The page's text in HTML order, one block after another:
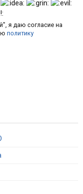
я даю согласие на
политику